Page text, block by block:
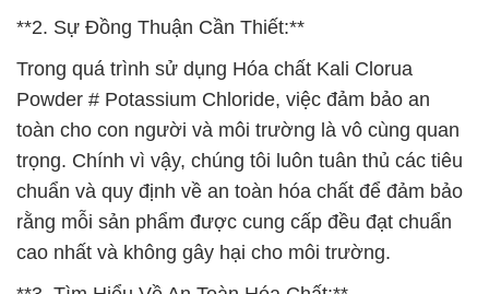
**2. Sự Đồng Thuận Cần Thiết:**
Trong quá trình sử dụng Hóa chất Kali Clorua
Powder # Potassium Chloride, việc đảm bảo an
toàn cho con người và môi trường là vô cùng quan
trọng. Chính vì vậy, chúng tôi luôn tuân thủ các tiêu
chuẩn và quy định về an toàn hóa chất để đảm bảo
rằng mỗi sản phẩm được cung cấp đều đạt chuẩn
cao nhất và không gây hại cho môi trường.